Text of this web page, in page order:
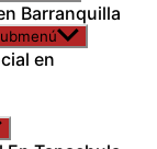
Barranquilla
en